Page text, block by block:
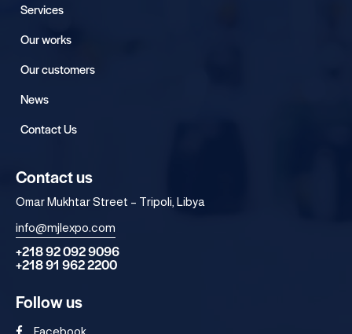
Services
Our works
Our customers
News
Contact Us
Contact us
Omar Mukhtar Street – Tripoli, Libya
info@mjlexpo.com
+218 92 092 9096
+218 91 962 2200
Follow us